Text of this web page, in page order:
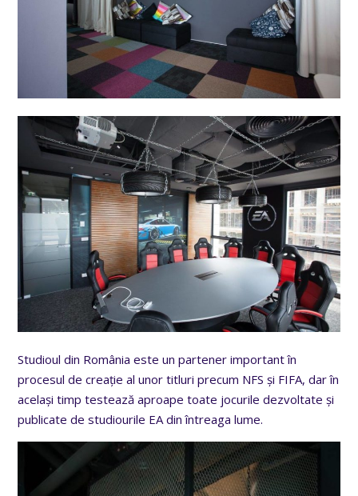
Studioul din România este un partener important în
procesul de creație al unor titluri precum NFS și FIFA, dar în
același timp testează aproape toate jocurile dezvoltate și
publicate de studiourile EA din întreaga lume.